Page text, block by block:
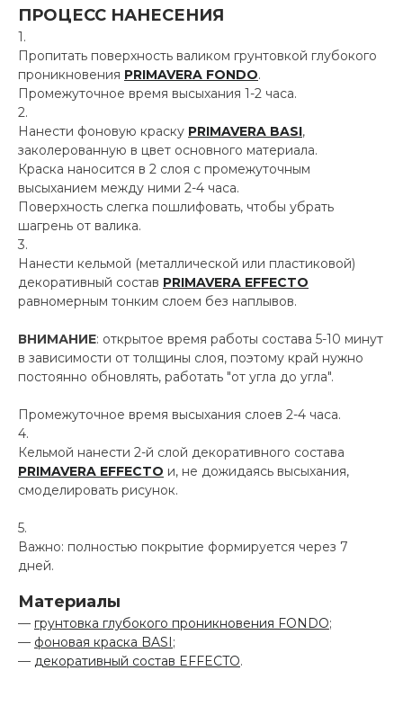
ПРОЦЕСС НАНЕСЕНИЯ
Пропитать поверхность валиком грунтовкой глубокого
проникновения PRIMAVERA FONDO.
Промежуточное время высыхания 1-2 часа.
Нанести фоновую краску PRIMAVERA BASI,
заколерованную в цвет основного материала.
Краска наносится в 2 слоя с промежуточным
высыханием между ними 2-4 часа.
Поверхность слегка пошлифовать, чтобы убрать
шагрень от валика.
Нанести кельмой (металлической или пластиковой)
декоративный состав PRIMAVERA EFFECTO
равномерным тонким слоем без наплывов.
ВНИМАНИЕ: открытое время работы состава 5-10 минут
в зависимости от толщины слоя, поэтому край нужно
постоянно обновлять, работать "от угла до угла".
Промежуточное время высыхания слоев 2-4 часа.
Кельмой нанести 2-й слой декоративного состава
PRIMAVERA EFFECTO и, не дожидаясь высыхания,
смоделировать рисунок.
Важно: полностью покрытие формируется через 7
дней.
Материалы
— грунтовка глубокого проникновения FONDO;
— фоновая краска BASI;
— декоративный состав EFFECTO.